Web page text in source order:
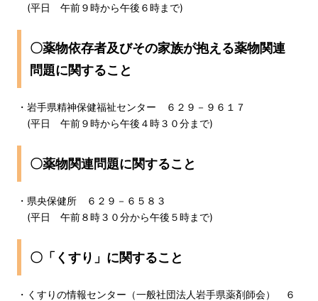
(平日 午前９時から午後６時まで)
〇薬物依存者及びその家族が抱える薬物関連
問題に関すること
・岩手県精神保健福祉センター ６２９－９６１７
(平日 午前９時から午後４時３０分まで)
〇薬物関連問題に関すること
・県央保健所 ６２９－６５８３
(平日 午前８時３０分から午後５時まで)
〇「くすり」に関すること
・くすりの情報センター（一般社団法人岩手県薬剤師会） ６